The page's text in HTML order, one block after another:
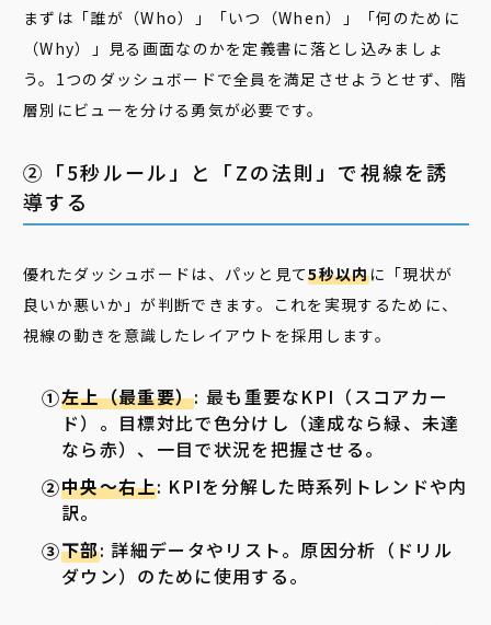
まずは「誰が（Who）」「いつ（When）」「何のために
（Why）」見る画面なのかを定義書に落とし込みましょ
う。1つのダッシュボードで全員を満足させようとせず、階
層別にビューを分ける勇気が必要です。
②「5秒ルール」と「Zの法則」で視線を誘
導する
優れたダッシュボードは、パッと見て5秒以内に「現状が
良いか悪いか」が判断できます。これを実現するために、
視線の動きを意識したレイアウトを採用します。
左上（最重要）: 最も重要なKPI（スコアカー
ド）。目標対比で色分けし（達成なら緑、未達
なら赤）、一目で状況を把握させる。
中央～右上: KPIを分解した時系列トレンドや内
訳。
下部: 詳細データやリスト。原因分析（ドリル
ダウン）のために使用する。